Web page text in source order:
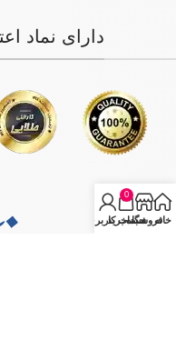
دارای نماد
خانهفروشگاه
0
سبد خرید
حساب کاربری من